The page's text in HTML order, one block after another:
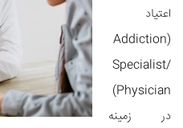
اعتیاد
(Addiction
Specialist/
Physician)
در زمینه